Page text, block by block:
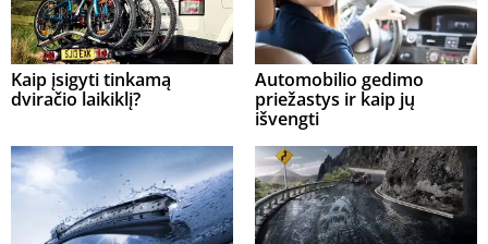
Kaip įsigyti tinkamą
dviračio laikiklį?
Automobilio gedimo
priežastys ir kaip jų
išvengti